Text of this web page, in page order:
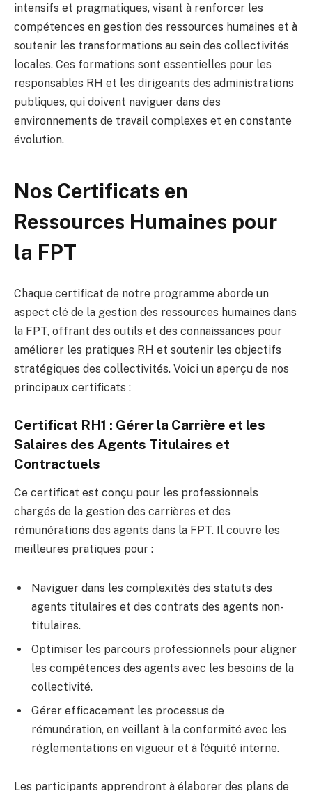
intensifs et pragmatiques, visant à renforcer les
compétences en gestion des ressources humaines et à
soutenir les transformations au sein des collectivités
locales. Ces formations sont essentielles pour les
responsables RH et les dirigeants des administrations
publiques, qui doivent naviguer dans des
environnements de travail complexes et en constante
évolution.
Nos Certificats en
Ressources Humaines pour
la FPT
Chaque certificat de notre programme aborde un
aspect clé de la gestion des ressources humaines dans
la FPT, offrant des outils et des connaissances pour
améliorer les pratiques RH et soutenir les objectifs
stratégiques des collectivités. Voici un aperçu de nos
principaux certificats :
Certificat RH1 : Gérer la Carrière et les
Salaires des Agents Titulaires et
Contractuels
Ce certificat est conçu pour les professionnels
chargés de la gestion des carrières et des
rémunérations des agents dans la FPT. Il couvre les
meilleures pratiques pour :
Naviguer dans les complexités des statuts des
agents titulaires et des contrats des agents non-
titulaires.
Optimiser les parcours professionnels pour aligner
les compétences des agents avec les besoins de la
collectivité.
Gérer efficacement les processus de
rémunération, en veillant à la conformité avec les
réglementations en vigueur et à l’équité interne.
Les participants apprendront à élaborer des plans de